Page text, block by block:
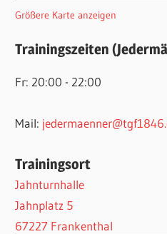
Größere Karte anzeigen
Trainingszeiten
Fr: 20:00 - 22:00
Mail:
Trainingsort
Jahnturnhalle
Jahnplatz 5
67227 Frankenthal